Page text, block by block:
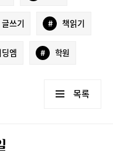
글쓰기 # 책읽기
딩엠 # 학원
목록